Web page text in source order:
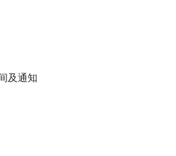
及通知